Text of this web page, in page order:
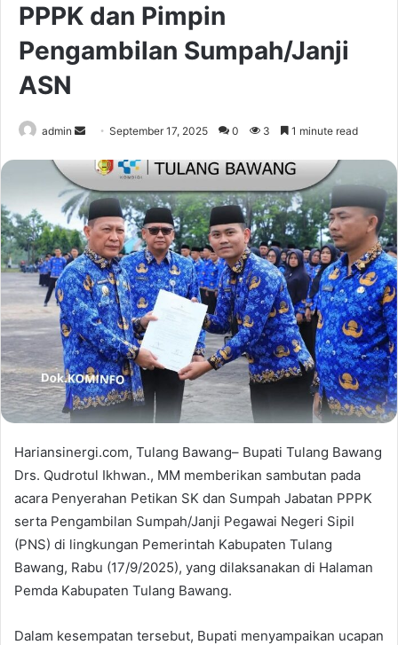
PPPK dan Pimpin
Pengambilan Sumpah/Janji
ASN
admin
Send
email
September 17, 2025 0 3 1 minute read
Hariansinergi.com, Tulang Bawang– Bupati Tulang Bawang
Drs. Qudrotul Ikhwan., MM memberikan sambutan pada
acara Penyerahan Petikan SK dan Sumpah Jabatan PPPK
serta Pengambilan Sumpah/Janji Pegawai Negeri Sipil
(PNS) di lingkungan Pemerintah Kabupaten Tulang
Bawang, Rabu (17/9/2025), yang dilaksanakan di Halaman
Pemda Kabupaten Tulang Bawang.
Dalam kesempatan tersebut, Bupati menyampaikan ucapan